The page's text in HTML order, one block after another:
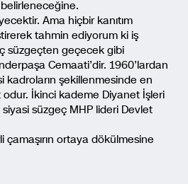
Ama hiçbir kanıtım
tahmin ediyorum ki iş
süzgeçten geçecek gibi
Cemaati’dir. 1960’lardan
kadroların şekillenmesinde en
İkinci kademe Diyanet İşleri
siyasi süzgeç MHP lideri Devlet
ortaya dökülmesine